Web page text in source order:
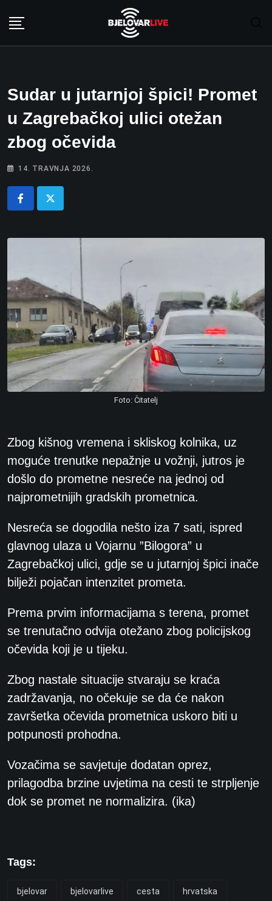
Sudar u jutarnjoj špici! Promet
u Zagrebačkoj ulici otežan
zbog očevida
14. TRAVNJA 2026.
Foto: Čitatelj
Zbog kišnog vremena i skliskog kolnika, uz
moguće trenutke nepažnje u vožnji, jutros je
došlo do prometne nesreće na jednoj od
najprometnijih gradskih prometnica.
Nesreća se dogodila nešto iza 7 sati, ispred
glavnog ulaza u Vojarnu ”Bilogora” u
Zagrebačkoj ulici, gdje se u jutarnjoj špici inače
bilježi pojačan intenzitet prometa.
Prema prvim informacijama s terena, promet
se trenutačno odvija otežano zbog policijskog
očevida koji je u tijeku.
Zbog nastale situacije stvaraju se kraća
zadržavanja, no očekuje se da će nakon
završetka očevida prometnica uskoro biti u
potpunosti prohodna.
Vozačima se savjetuje dodatan oprez,
prilagodba brzine uvjetima na cesti te strpljenje
dok se promet ne normalizira. (ika)
Tags:
bjelovar bjelovarlive cesta hrvatska